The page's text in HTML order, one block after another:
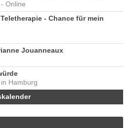
Online
- Chance für mein
Jouanneaux
Hamburg